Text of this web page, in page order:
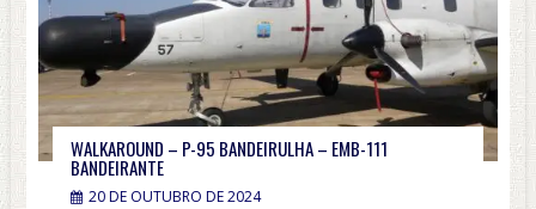
WALKAROUND – P-95 BANDEIRULHA – EMB-111
BANDEIRANTE
20 DE OUTUBRO DE 2024